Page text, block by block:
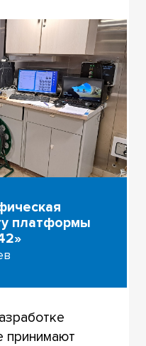
платформы
принимают